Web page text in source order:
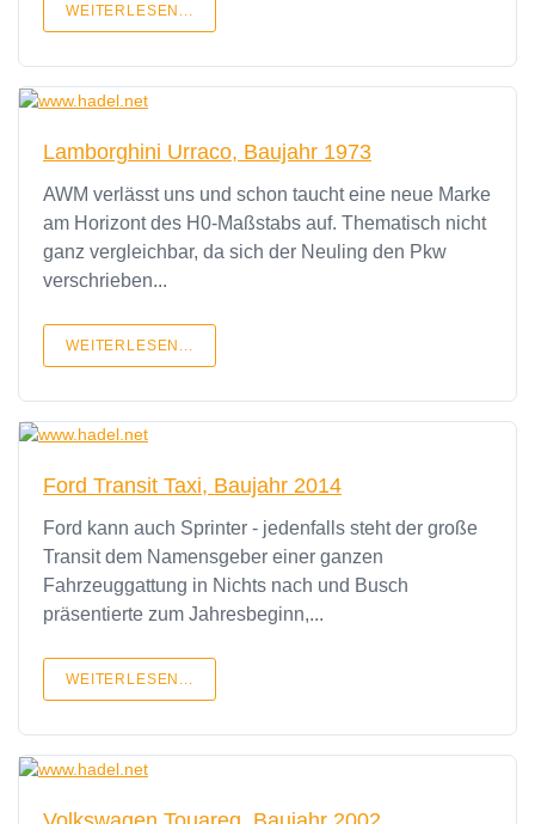
WEITERLESEN...
Lamborghini Urraco, Baujahr 1973
AWM verlässt uns und schon taucht eine neue Marke
am Horizont des H0-Maßstabs auf. Thematisch nicht
ganz vergleichbar, da sich der Neuling den Pkw
verschrieben...
WEITERLESEN...
Ford Transit Taxi, Baujahr 2014
Ford kann auch Sprinter - jedenfalls steht der große
Transit dem Namensgeber einer ganzen
Fahrzeuggattung in Nichts nach und Busch
präsentierte zum Jahresbeginn,...
WEITERLESEN...